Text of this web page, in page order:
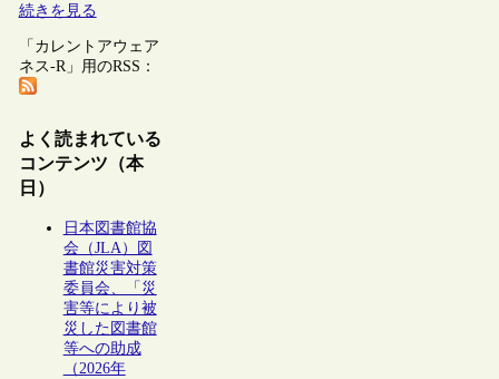
続きを見る
「カレントアウェア
ネス-R」用のRSS：
よく読まれている
コンテンツ（本
日）
日本図書館協
会（JLA）図
書館災害対策
委員会、「災
害等により被
災した図書館
等への助成
（2026年